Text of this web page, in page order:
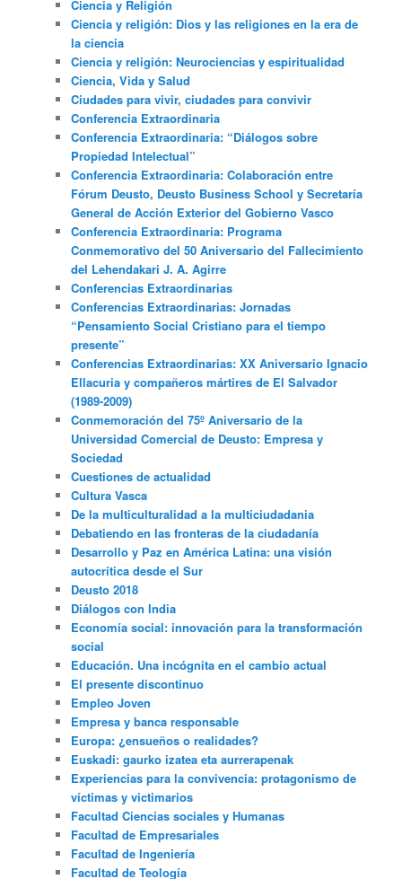
Ciencia y Religión
Ciencia y religión: Dios y las religiones en la era de
la ciencia
Ciencia y religión: Neurociencias y espiritualidad
Ciencia, Vida y Salud
Ciudades para vivir, ciudades para convivir
Conferencia Extraordinaria
Conferencia Extraordinaria: “Diálogos sobre
Propiedad Intelectual”
Conferencia Extraordinaria: Colaboración entre
Fórum Deusto, Deusto Business School y Secretaría
General de Acción Exterior del Gobierno Vasco
Conferencia Extraordinaria: Programa
Conmemorativo del 50 Aniversario del Fallecimiento
del Lehendakari J. A. Agirre
Conferencias Extraordinarias
Conferencias Extraordinarias: Jornadas
“Pensamiento Social Cristiano para el tiempo
presente”
Conferencias Extraordinarias: XX Aniversario Ignacio
Ellacuria y compañeros mártires de El Salvador
(1989-2009)
Conmemoración del 75º Aniversario de la
Universidad Comercial de Deusto: Empresa y
Sociedad
Cuestiones de actualidad
Cultura Vasca
De la multiculturalidad a la multiciudadania
Debatiendo en las fronteras de la ciudadanía
Desarrollo y Paz en América Latina: una visión
autocrítica desde el Sur
Deusto 2018
Diálogos con India
Economía social: innovación para la transformación
social
Educación. Una incógnita en el cambio actual
El presente discontinuo
Empleo Joven
Empresa y banca responsable
Europa: ¿ensueños o realidades?
Euskadi: gaurko izatea eta aurrerapenak
Experiencias para la convivencia: protagonismo de
víctimas y victimarios
Facultad Ciencias sociales y Humanas
Facultad de Empresariales
Facultad de Ingeniería
Facultad de Teología